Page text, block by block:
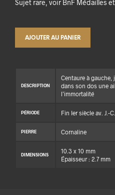
Sujet rare, voir BnF Médailles
AJOUTER AU PANIER
DESCRIPTION
Centaure à gauche,
dans son dos une
l’immortalité
PÉRIODE Fin Ier siècle av. J.-C.
PIERRE Cornaline
DIMENSIONS
10.3 x 10 mm
Épaisseur : 2.7 mm